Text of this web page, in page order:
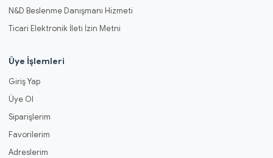
N&D Beslenme Danışmanı Hizmeti
Ticari Elektronik İleti İzin Metni
Üye İşlemleri
Giriş Yap
Üye Ol
Siparişlerim
Favorilerim
Adreslerim